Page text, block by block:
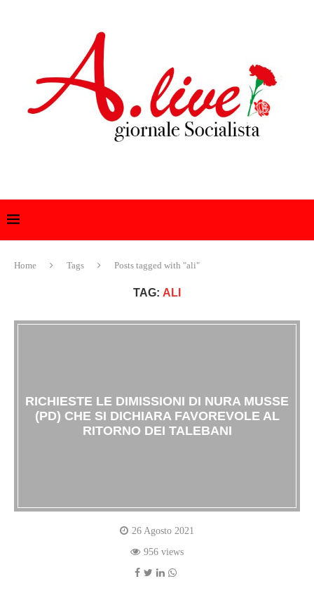
Home Tags Posts tagged with "ali"
TAG: ALI
RICHIESTE LE DIMISSIONI DI NURA MUSSE
(PD) CHE SI DICHIARA FAVOREVOLE AL
RITORNO DEI TALEBANI
26 Agosto 2021
956 views